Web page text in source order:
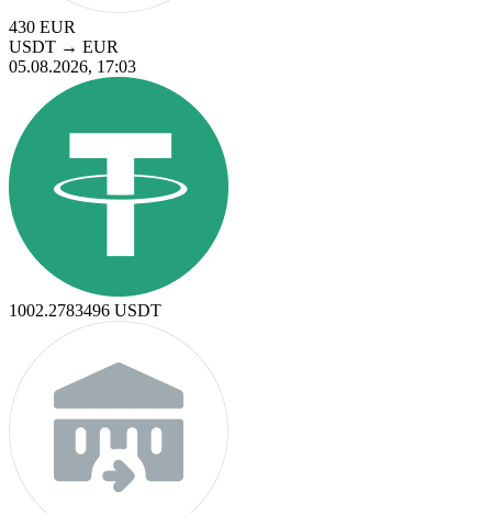
430 EUR
USDT → EUR
05.08.2026, 17:03
1002.2783496 USDT